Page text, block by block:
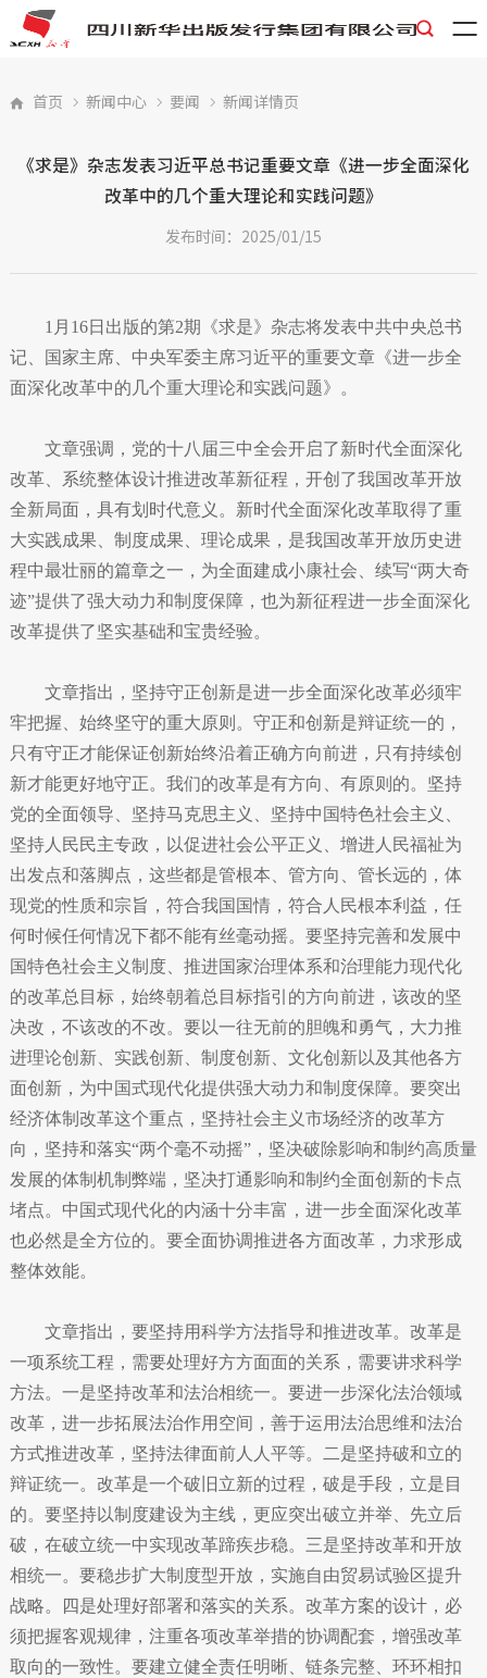

 首页  新闻中心  要闻  新闻详情页
《求是》杂志发表习近平总书记重要文章《进一步全面深化
改革中的几个重大理论和实践问题》
发布时间：2025/01/15
1月16日出版的第2期《求是》杂志将发表中共中央总书
记、国家主席、中央军委主席习近平的重要文章《进一步全
面深化改革中的几个重大理论和实践问题》。
文章强调，党的十八届三中全会开启了新时代全面深化
改革、系统整体设计推进改革新征程，开创了我国改革开放
全新局面，具有划时代意义。新时代全面深化改革取得了重
大实践成果、制度成果、理论成果，是我国改革开放历史进
程中最壮丽的篇章之一，为全面建成小康社会、续写“两大奇
迹”提供了强大动力和制度保障，也为新征程进一步全面深化
改革提供了坚实基础和宝贵经验。
文章指出，坚持守正创新是进一步全面深化改革必须牢
牢把握、始终坚守的重大原则。守正和创新是辩证统一的，
只有守正才能保证创新始终沿着正确方向前进，只有持续创
新才能更好地守正。我们的改革是有方向、有原则的。坚持
党的全面领导、坚持马克思主义、坚持中国特色社会主义、
坚持人民民主专政，以促进社会公平正义、增进人民福祉为
出发点和落脚点，这些都是管根本、管方向、管长远的，体
现党的性质和宗旨，符合我国国情，符合人民根本利益，任
何时候任何情况下都不能有丝毫动摇。要坚持完善和发展中
国特色社会主义制度、推进国家治理体系和治理能力现代化
的改革总目标，始终朝着总目标指引的方向前进，该改的坚
决改，不该改的不改。要以一往无前的胆魄和勇气，大力推
进理论创新、实践创新、制度创新、文化创新以及其他各方
面创新，为中国式现代化提供强大动力和制度保障。要突出
经济体制改革这个重点，坚持社会主义市场经济的改革方
向，坚持和落实“两个毫不动摇”，坚决破除影响和制约高质量
发展的体制机制弊端，坚决打通影响和制约全面创新的卡点
堵点。中国式现代化的内涵十分丰富，进一步全面深化改革
也必然是全方位的。要全面协调推进各方面改革，力求形成
整体效能。
文章指出，要坚持用科学方法指导和推进改革。改革是
一项系统工程，需要处理好方方面面的关系，需要讲求科学
方法。一是坚持改革和法治相统一。要进一步深化法治领域
改革，进一步拓展法治作用空间，善于运用法治思维和法治
方式推进改革，坚持法律面前人人平等。二是坚持破和立的
辩证统一。改革是一个破旧立新的过程，破是手段，立是目
的。要坚持以制度建设为主线，更应突出破立并举、先立后
破，在破立统一中实现改革蹄疾步稳。三是坚持改革和开放
相统一。要稳步扩大制度型开放，实施自由贸易试验区提升
战略。四是处理好部署和落实的关系。改革方案的设计，必
须把握客观规律，注重各项改革举措的协调配套，增强改革
取向的一致性。要建立健全责任明晰、链条完整、环环相扣